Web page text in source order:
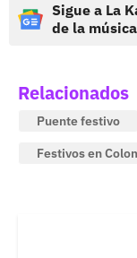
Sigue a La
de la música
Relacionados
Puente festivo
Festivos en